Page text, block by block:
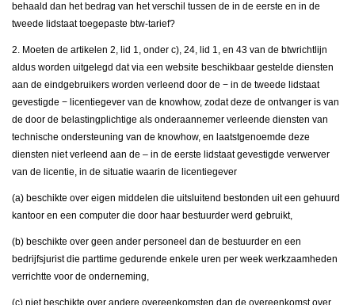
behaald dan het bedrag van het verschil tussen de in de eerste en in de
tweede lidstaat toegepaste btw-tarief?
2. Moeten de artikelen 2, lid 1, onder c), 24, lid 1, en 43 van de btwrichtlijn
aldus worden uitgelegd dat via een website beschikbaar gestelde diensten
aan de eindgebruikers worden verleend door de − in de tweede lidstaat
gevestigde − licentiegever van de knowhow, zodat deze de ontvanger is van
de door de belastingplichtige als onderaannemer verleende diensten van
technische ondersteuning van de knowhow, en laatstgenoemde deze
diensten niet verleend aan de – in de eerste lidstaat gevestigde verwerver
van de licentie, in de situatie waarin de licentiegever
(a) beschikte over eigen middelen die uitsluitend bestonden uit een gehuurd
kantoor en een computer die door haar bestuurder werd gebruikt,
(b) beschikte over geen ander personeel dan de bestuurder en een
bedrijfsjurist die parttime gedurende enkele uren per week werkzaamheden
verrichtte voor de onderneming,